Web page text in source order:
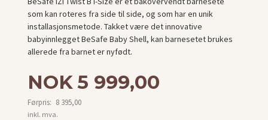
som kan roteres fra side til side, og som har en unik
installasjonsmetode. Takket være det innovative
babyinnlegget BeSafe Baby Shell, kan barnesetet brukes
allerede fra barnet er nyfødt.
Tilbud
NOK5 999,00
Førpris: 8 395,00
Rabatt
inkl. mva.